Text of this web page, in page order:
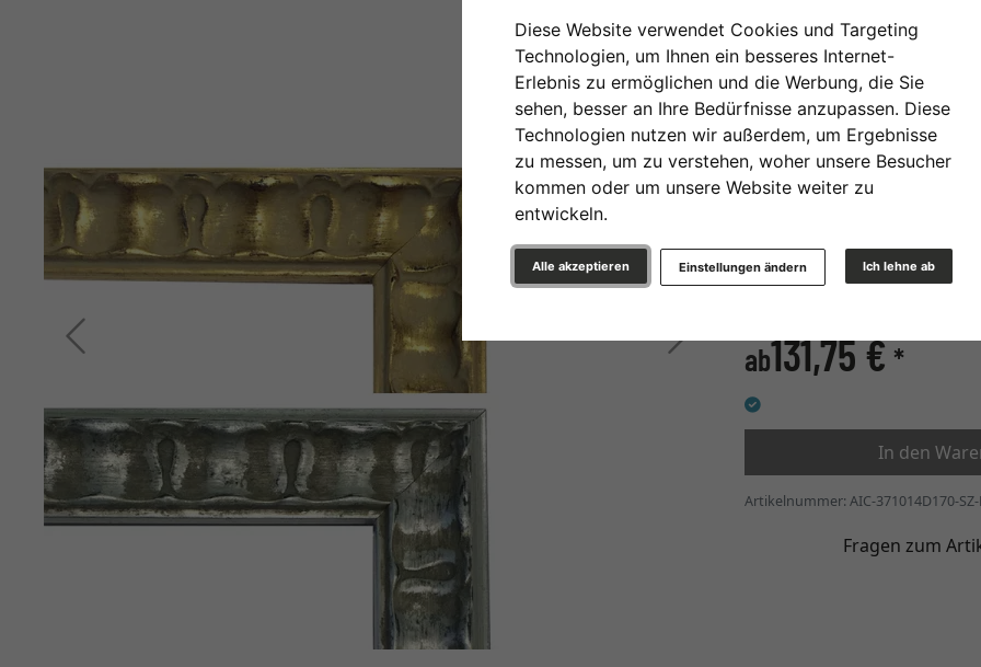
Diese Website verwendet Cookies und Targeting
Technologien, um Ihnen ein besseres Internet-
Erlebnis zu ermöglichen und die Werbung, die Sie
sehen, besser an Ihre Bedürfnisse anzupassen. Diese
Technologien nutzen wir außerdem, um Ergebnisse
zu messen, um zu verstehen, woher unsere Besucher
kommen oder um unsere Website weiter zu
entwickeln.
Alle akzeptieren Ich lehne ab
Einstellungen ändern
Zurück
Holz Bilderrahmen
Farbe
Glasart
» zur Maßanfertigung
ab131,75 € *
In den
Artikelnummer: AIC-371014D170-SZ-
Fragen zum